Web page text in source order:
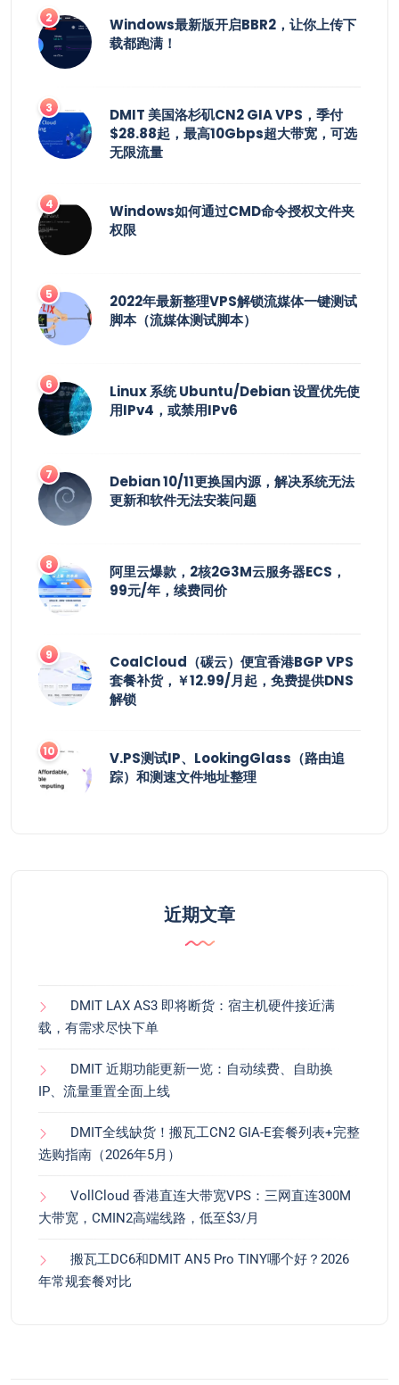
Windows最新版开启BBR2，让你上传下
载都跑满！
DMIT 美国洛杉矶CN2 GIA VPS，季付
$28.88起，最高10Gbps超大带宽，可选
无限流量
Windows如何通过CMD命令授权文件夹
权限
2022年最新整理VPS解锁流媒体一键测试
脚本（流媒体测试脚本）
Linux 系统 Ubuntu/Debian 设置优先使
用IPv4，或禁用IPv6
Debian 10/11更换国内源，解决系统无法
更新和软件无法安装问题
阿里云爆款，2核2G3M云服务器ECS，
99元/年，续费同价
CoalCloud（碳云）便宜香港BGP VPS
套餐补货，￥12.99/月起，免费提供DNS
解锁
V.PS测试IP、LookingGlass（路由追
踪）和测速文件地址整理
近期文章
DMIT LAX AS3 即将断货：宿主机硬件接近满
载，有需求尽快下单
DMIT 近期功能更新一览：自动续费、自助换
IP、流量重置全面上线
DMIT全线缺货！搬瓦工CN2 GIA-E套餐列表+完整
选购指南（2026年5月）
VollCloud 香港直连大带宽VPS：三网直连300M
大带宽，CMIN2高端线路，低至$3/月
搬瓦工DC6和DMIT AN5 Pro TINY哪个好？2026
年常规套餐对比